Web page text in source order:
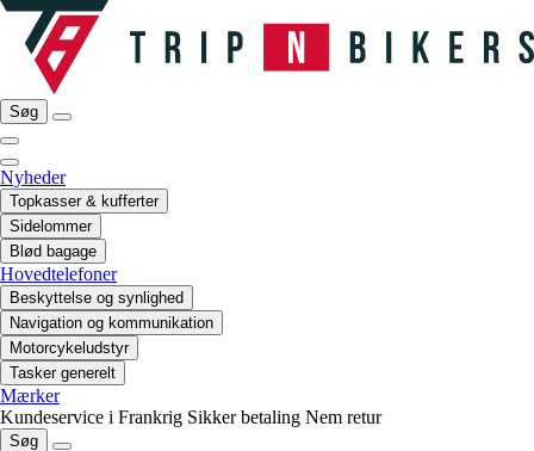
Søg
Nyheder
Topkasser & kufferter
Sidelommer
Blød bagage
Hovedtelefoner
Beskyttelse og synlighed
Navigation og kommunikation
Motorcykeludstyr
Tasker generelt
Mærker
Kundeservice i Frankrig Sikker betaling Nem retur
Søg